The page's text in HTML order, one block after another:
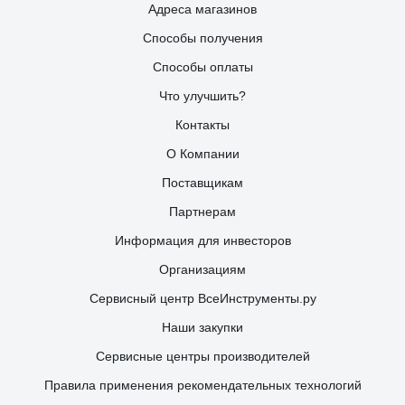
боятся низких температур.Адреса магазинов
Способы получения
Способы оплаты
Что улучшить?
Контакты
О Компании
Поставщикам
Партнерам
Информация для инвесторов
Организациям
Сервисный центр ВсеИнструменты.ру
Наши закупки
Сервисные центры производителей
Правила применения рекомендательных технологий